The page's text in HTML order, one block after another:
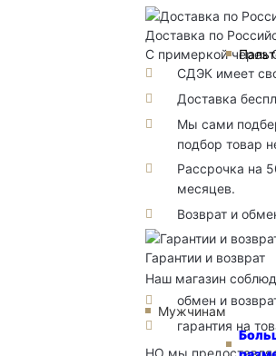
Мужчинам
Доставка по
С примеркой через
СДЭК имеет
Доставка
Мы сами
подбор товар
Рассрочка на
месяцев.
Возврат и
Гарантии и возврат
Наш магазин
обмен и
гарантия на
НО мы